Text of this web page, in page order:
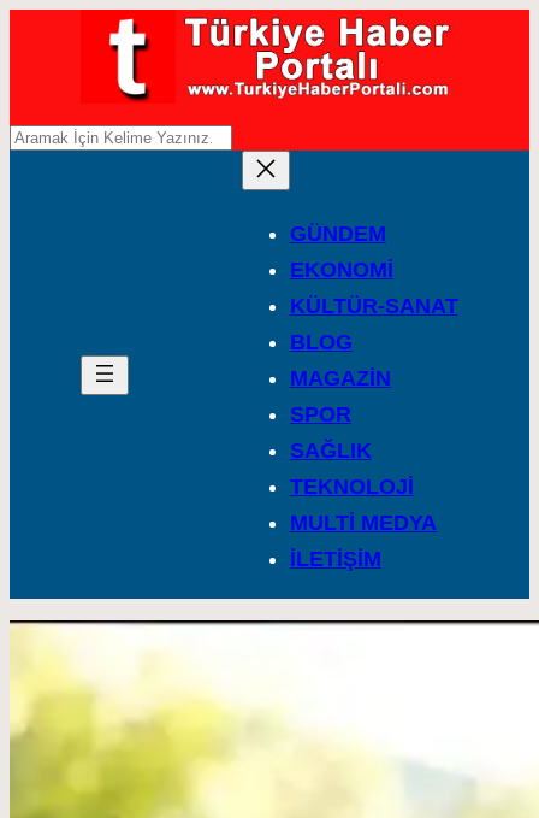
A
GÜNDEM
EKONOMİ
KÜLTÜR-SANAT
BLOG
MAGAZİN
SPOR
SAĞLIK
TEKNOLOJİ
MULTİ MEDYA
İLETİŞİM